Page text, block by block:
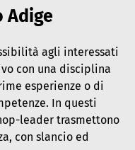
Adige
agli interessati
con una disciplina
esperienze o di
In questi
leader trasmettono
con slancio ed